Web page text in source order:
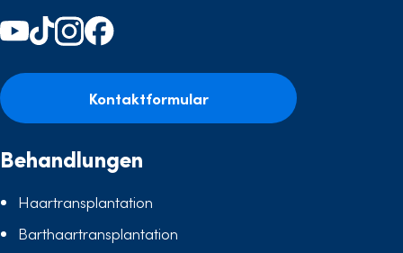
Kontaktformular
Behandlungen
Haartransplantation
Barthaartransplantation